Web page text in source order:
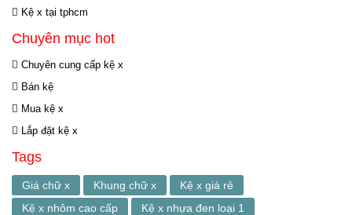
Kệ x tại tphcm
Chuyên mục hot
Chuyên cung cấp kệ x
Bán kệ
Mua kệ x
Lắp đặt kệ x
Tags
Giá chữ x Khung chữ x
Kệ x giá rẻ
Kệ x nhôm cao cấp
Kệ x nhựa đen loại 1